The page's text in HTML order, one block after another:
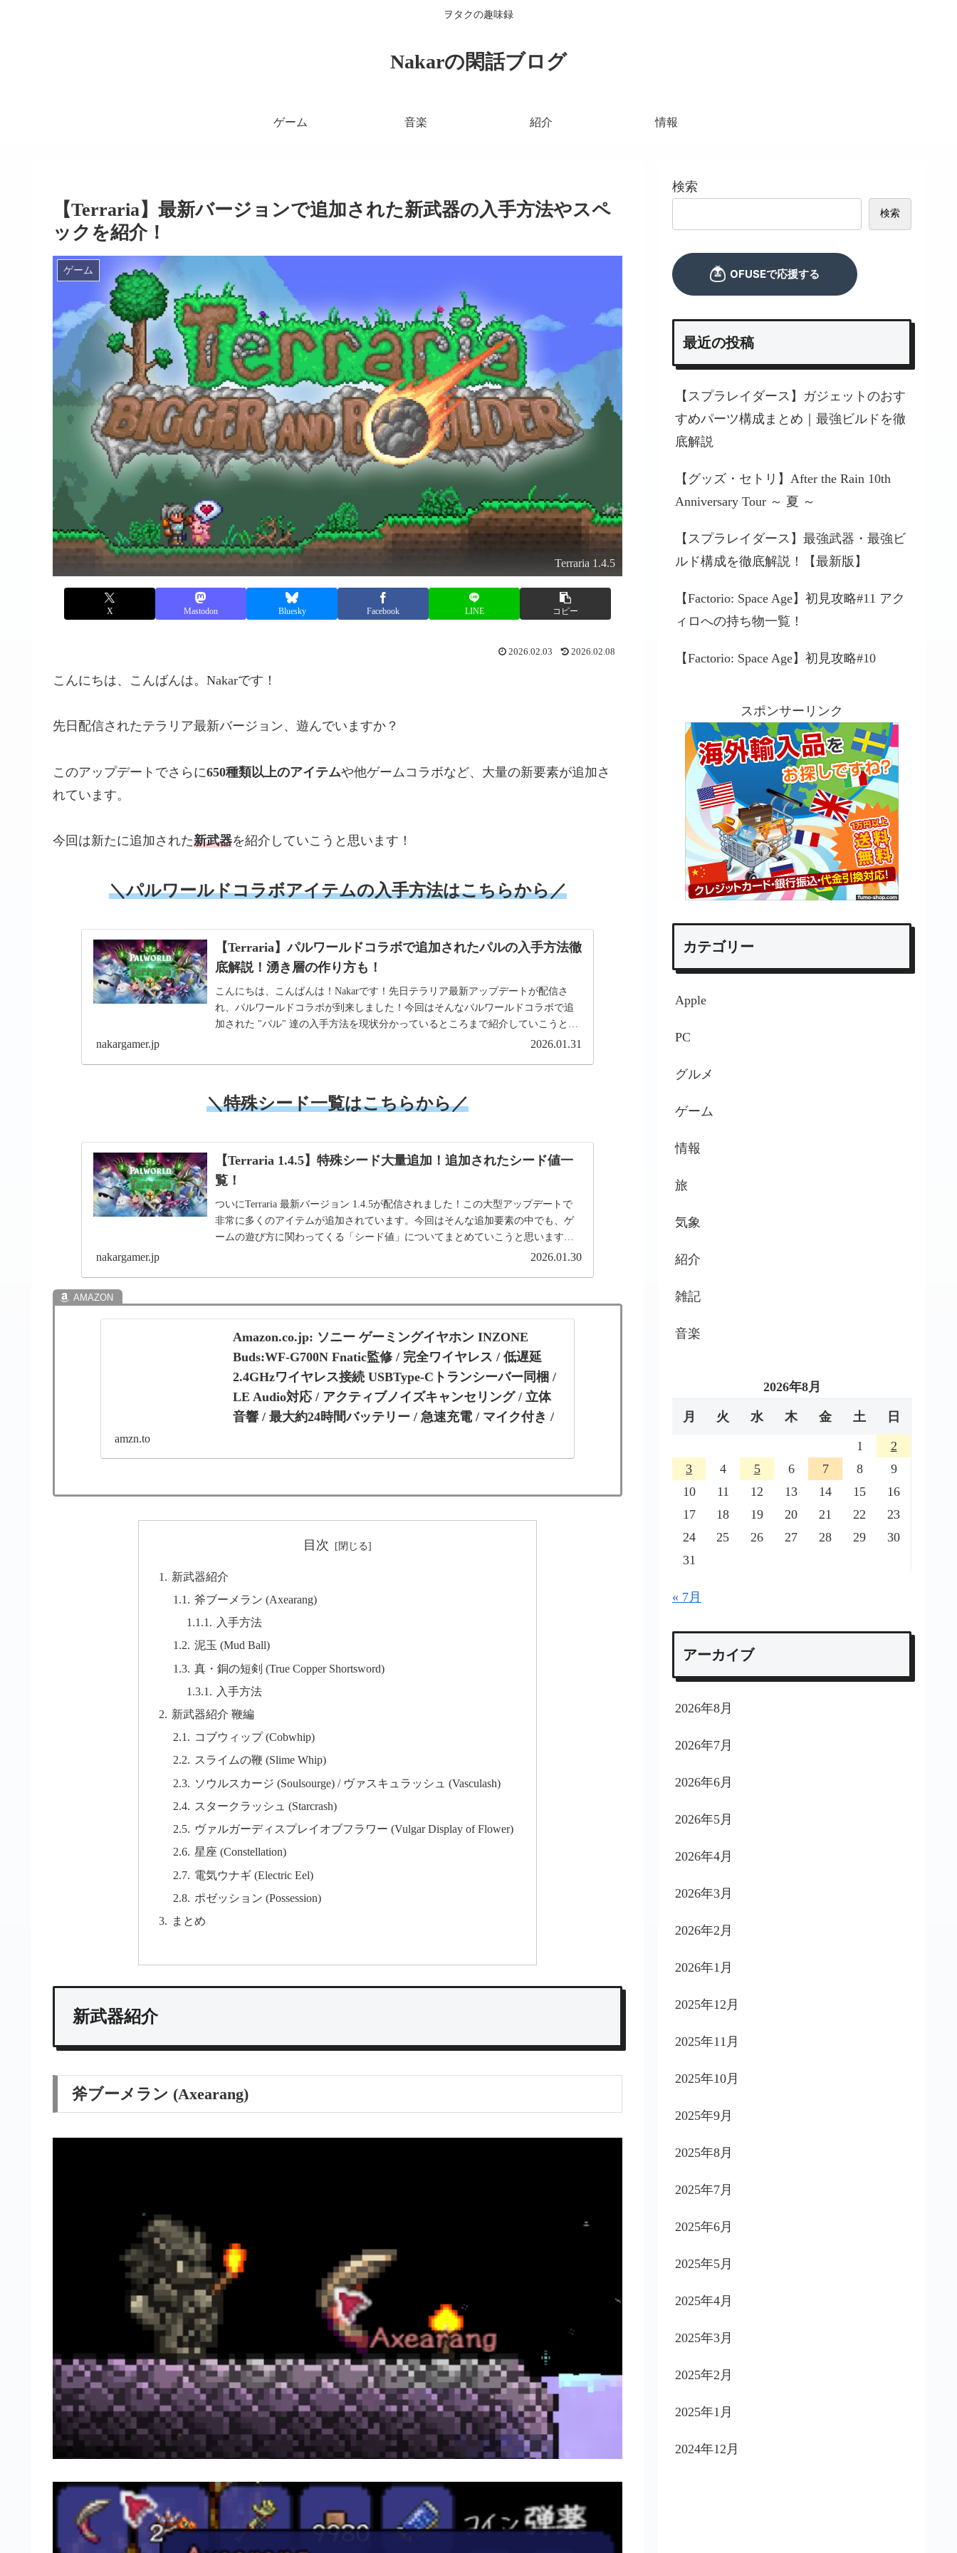
ヲタクの趣味録
Nakarの閑話ブログ
ゲーム 音楽 紹介 情報
【Terraria】最新バージョンで追加された新武器の入手方法やスペ
ックを紹介！
ゲーム
Terraria 1.4.5
X Mastodon Bluesky Facebook LINE コピー
2026.02.03 2026.02.08
こんにちは、こんばんは。Nakarです！
先日配信されたテラリア最新バージョン、遊んでいますか？
このアップデートでさらに650種類以上のアイテムや他ゲームコラボなど、大量の新要素が追加さ
れています。
今回は新たに追加された新武器を紹介していこうと思います！
＼パルワールドコラボアイテムの入手方法はこちらから／
【Terraria】パルワールドコラボで追加されたパルの入手方法徹
底解説！湧き層の作り方も！
こんにちは、こんばんは！Nakarです！先日テラリア最新アップデートが配信さ
れ、パルワールドコラボが到来しました！今回はそんなパルワールドコラボで追
加された "パル" 達の入手方法を現状分かっているところまで紹介していこうと思
nakargamer.jp 2026.01.31
＼特殊シード一覧はこちらから／
【Terraria 1.4.5】特殊シード大量追加！追加されたシード値一
覧！
ついにTerraria 最新バージョン 1.4.5が配信されました！この大型アップデートで
非常に多くのアイテムが追加されています。今回はそんな追加要素の中でも、ゲ
ームの遊び方に関わってくる「シード値」についてまとめていこうと思います。
nakargamer.jp 2026.01.30
Amazon.co.jp: ソニー ゲーミングイヤホン INZONE
Buds:WF-G700N Fnatic監修 / 完全ワイヤレス / 低遅延
2.4GHzワイヤレス接続 USBType-Cトランシーバー同梱 /
LE Audio対応 / アクティブノイズキャンセリング / 立体
音響 / 最大約24時間バッテリー / 急速充電 / マイク付き /
Amazon.co.jp: ソニー ゲーミングイヤホン INZONE Buds:WF-G700N Fnatic
ーバー同梱 / LE Audio対応 /...
amzn.to
目次
新武器紹介
斧ブーメラン (Axearang)
入手方法
泥玉 (Mud Ball)
真・銅の短剣 (True Copper Shortsword)
入手方法
新武器紹介 鞭編
コブウィップ (Cobwhip)
スライムの鞭 (Slime Whip)
ソウルスカージ (Soulsourge) / ヴァスキュラッシュ (Vasculash)
スタークラッシュ (Starcrash)
ヴァルガーディスプレイオブフラワー (Vulgar Display of Flower)
星座 (Constellation)
電気ウナギ (Electric Eel)
ポゼッション (Possession)
まとめ
新武器紹介
斧ブーメラン (Axearang)
検索
検索
最近の投稿
【スプラレイダース】ガジェットのおす
すめパーツ構成まとめ｜最強ビルドを徹
底解説
【グッズ・セトリ】After the Rain 10th
Anniversary Tour ～ 夏 ～
【スプラレイダース】最強武器・最強ビ
ルド構成を徹底解説！【最新版】
【Factorio: Space Age】初見攻略#11 アク
ィロへの持ち物一覧！
【Factorio: Space Age】初見攻略#10
スポンサーリンク
カテゴリー
Apple
PC
グルメ
ゲーム
情報
旅
気象
紹介
雑記
音楽
2026年8月
月 火 水 木 金 土 日
1
2
3
4 5 6 7 8
9
10
11 12 13 14 15
16
17
18 19 20 21 22
23
24
25 26 27 28 29
30
31
« 7月
アーカイブ
2026年8月
2026年7月
2026年6月
2026年5月
2026年4月
2026年3月
2026年2月
2026年1月
2025年12月
2025年11月
2025年10月
2025年9月
2025年8月
2025年7月
2025年6月
2025年5月
2025年4月
2025年3月
2025年2月
2025年1月
2024年12月